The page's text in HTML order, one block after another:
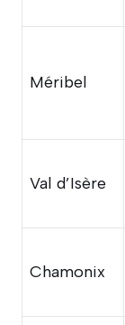
Méribel
Val d’Isère
Chamonix